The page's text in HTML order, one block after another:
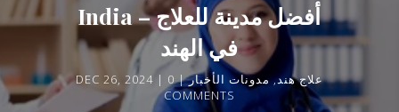
India – أفضل مدينة للعلاج
في الهند
DEC 26, 2024 علاج هند,مدونات الأخبار
0
COMMENTS